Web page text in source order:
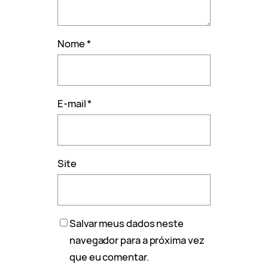
Nome*
E-mail*
Site
Salvar meus dados neste
navegador para a próxima vez
que eu comentar.